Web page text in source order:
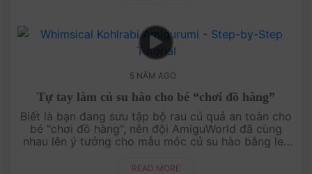
5 NĂM AGO
Tự tay làm củ su hào cho bé “chơi đồ hàng”
Biết là bạn đang sưu tập bộ rau củ quả an toàn cho
bé "chơi đồ hàng", nên đội AmiguWorld đã cùng
nhau lên ý tưởng cho mẫu móc củ su hào bằng len
video hướng dẫn chi tiết t....
READ MORE